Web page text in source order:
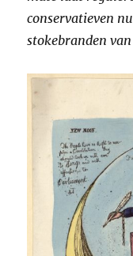
conservatieven
stokebranden